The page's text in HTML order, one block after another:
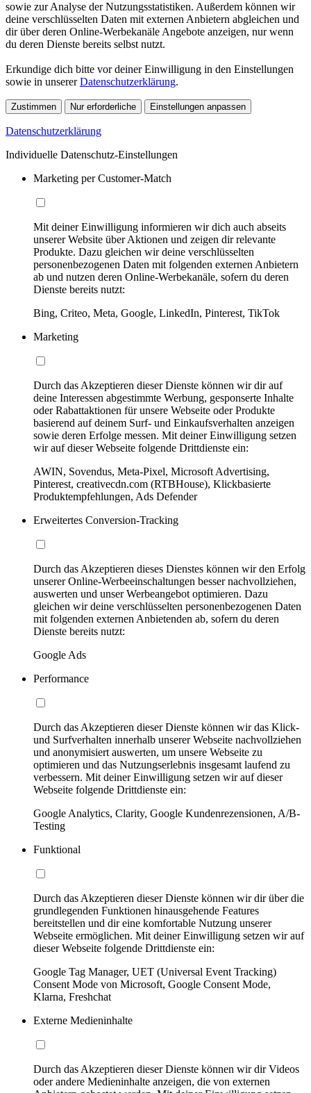
sowie zur Analyse der Nutzungsstatistiken. Außerdem können wir
deine verschlüsselten Daten mit externen Anbietern abgleichen und
dir über deren Online-Werbekanäle Angebote anzeigen, nur wenn
du deren Dienste bereits selbst nutzt.
Erkundige dich bitte vor deiner Einwilligung in den Einstellungen
sowie in unsererDatenschutzerklärung.
Zustimmen Nur erforderliche Einstellungen anpassen
Datenschutzerklärung
Individuelle Datenschutz-Einstellungen
Marketing per Customer-Match
Mit deiner Einwilligung informieren wir dich auch abseits
unserer Website über Aktionen und zeigen dir relevante
Produkte. Dazu gleichen wir deine verschlüsselten
personenbezogenen Daten mit folgenden externen Anbietern
ab und nutzen deren Online-Werbekanäle, sofern du deren
Dienste bereits nutzt:
Bing, Criteo, Meta, Google, LinkedIn, Pinterest, TikTok
Marketing
Durch das Akzeptieren dieser Dienste können wir dir auf
deine Interessen abgestimmte Werbung, gesponserte Inhalte
oder Rabattaktionen für unsere Webseite oder Produkte
basierend auf deinem Surf- und Einkaufsverhalten anzeigen
sowie deren Erfolge messen. Mit deiner Einwilligung setzen
wir auf dieser Webseite folgende Drittdienste ein:
AWIN, Sovendus, Meta-Pixel, Microsoft Advertising,
Pinterest, creativecdn.com (RTBHouse), Klickbasierte
Produktempfehlungen, Ads Defender
Erweitertes Conversion-Tracking
Durch das Akzeptieren dieses Dienstes können wir den Erfolg
unserer Online-Werbeeinschaltungen besser nachvollziehen,
auswerten und unser Werbeangebot optimieren. Dazu
gleichen wir deine verschlüsselten personenbezogenen Daten
mit folgenden externen Anbietenden ab, sofern du deren
Dienste bereits nutzt:
Google Ads
Performance
Durch das Akzeptieren dieser Dienste können wir das Klick-
und Surfverhalten innerhalb unserer Webseite nachvollziehen
und anonymisiert auswerten, um unsere Webseite zu
optimieren und das Nutzungserlebnis insgesamt laufend zu
verbessern. Mit deiner Einwilligung setzen wir auf dieser
Webseite folgende Drittdienste ein:
Google Analytics, Clarity, Google Kundenrezensionen, A/B-
Testing
Funktional
Durch das Akzeptieren dieser Dienste können wir dir über die
grundlegenden Funktionen hinausgehende Features
bereitstellen und dir eine komfortable Nutzung unserer
Webseite ermöglichen. Mit deiner Einwilligung setzen wir auf
dieser Webseite folgende Drittdienste ein:
Google Tag Manager, UET (Universal Event Tracking)
Consent Mode von Microsoft, Google Consent Mode,
Klarna, Freshchat
Externe Medieninhalte
Durch das Akzeptieren dieser Dienste können wir dir Videos
oder andere Medieninhalte anzeigen, die von externen